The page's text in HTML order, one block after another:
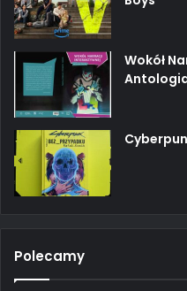
Wokół
Polecamy